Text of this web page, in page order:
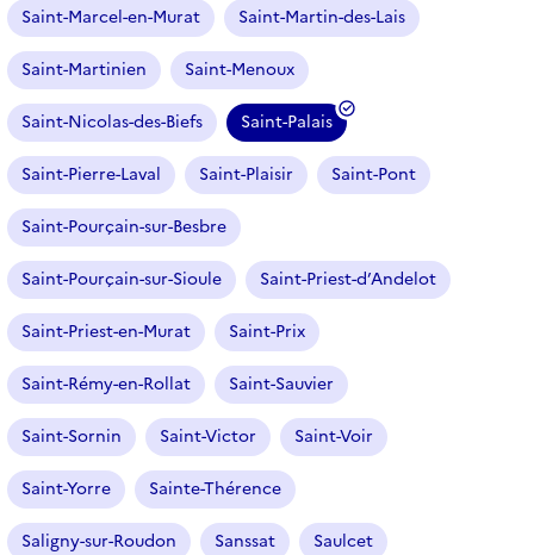
Saint-Marcel-en-Murat Saint-Martin-des-Lais
Saint-Martinien Saint-Menoux
Saint-Nicolas-des-Biefs Saint-Palais
(
f
i
r
e
s
é
l
e
c
t
i
o
Saint-Pierre-Laval Saint-Plaisir Saint-Pont
Saint-Pourçain-sur-Besbre
Saint-Pourçain-sur-Sioule Saint-Priest-d’Andelot
Saint-Priest-en-Murat Saint-Prix
Saint-Rémy-en-Rollat Saint-Sauvier
Saint-Sornin Saint-Victor Saint-Voir
Saint-Yorre Sainte-Thérence
Saligny-sur-Roudon Sanssat Saulcet